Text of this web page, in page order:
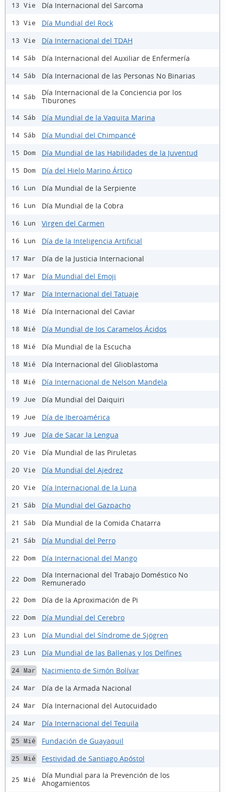
13 Vie Día Internacional del Sarcoma
13 Vie Día Mundial del Rock
13 Vie Día Internacional del TDAH
14 Sáb Día Internacional del Auxiliar de Enfermería
14 Sáb Día Internacional de las Personas No Binarias
14 Sáb
Día Internacional de la Conciencia por los
Tiburones
14 Sáb Día Mundial de la Vaquita Marina
14 Sáb Día Mundial del Chimpancé
15 Dom Día Mundial de las Habilidades de la Juventud
15 Dom Día del Hielo Marino Ártico
16 Lun Día Mundial de la Serpiente
16 Lun Día Mundial de la Cobra
16 Lun Virgen del Carmen
16 Lun Día de la Inteligencia Artificial
17 Mar Día de la Justicia Internacional
17 Mar Día Mundial del Emoji
17 Mar Día Internacional del Tatuaje
18 Mié Día Internacional del Caviar
18 Mié Día Mundial de los Caramelos Ácidos
18 Mié Día Mundial de la Escucha
18 Mié Día Internacional del Glioblastoma
18 Mié Día Internacional de Nelson Mandela
19 Jue Día Mundial del Daiquiri
19 Jue Día de Iberoamérica
19 Jue Día de Sacar la Lengua
20 Vie Día Mundial de las Piruletas
20 Vie Día Mundial del Ajedrez
20 Vie Día Internacional de la Luna
21 Sáb Día Mundial del Gazpacho
21 Sáb Día Mundial de la Comida Chatarra
21 Sáb Día Mundial del Perro
22 Dom Día Internacional del Mango
22 Dom
Día Internacional del Trabajo Doméstico No
Remunerado
22 Dom Día de la Aproximación de Pi
22 Dom Día Mundial del Cerebro
23 Lun Día Mundial del Síndrome de Sjögren
23 Lun Día Mundial de las Ballenas y los Delfines
24 Mar Nacimiento de Simón Bolívar
24 Mar Día de la Armada Nacional
24 Mar Día Internacional del Autocuidado
24 Mar Día Internacional del Tequila
25 Mié Fundación de Guayaquil
25 Mié Festividad de Santiago Apóstol
25 Mié
Día Mundial para la Prevención de los
Ahogamientos